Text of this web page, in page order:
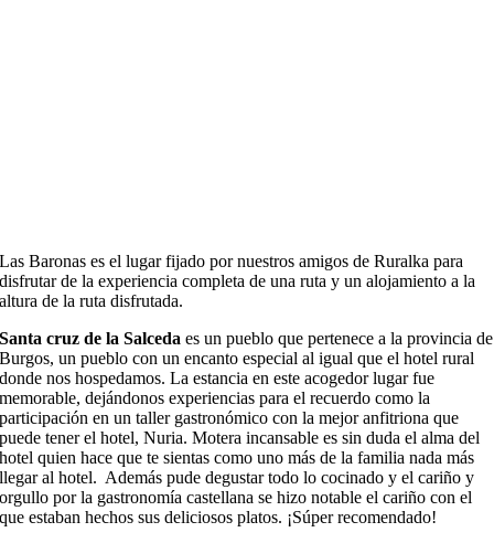
LasBaronas es el lugar fijado por nuestros amigos de Ruralka para
disfrutar de la experiencia completa de una ruta y un alojamientoa la
alturade la ruta disfrutada.
Santa cruz de la Salceda es un pueblo que pertenece a la provincia de
Burgos, un pueblo con un encanto especial al igual que el hotel rural
donde nos hospedamos.La estancia en este acogedor lugar fue
memorable, dejándonos experiencias para el recuerdo como la
participación en un taller gastronómico con la mejor anfitriona que
puede tener el hotel, Nuria. Motera incansable es sin duda el alma del
hotel quien hace que te sientas como uno más de la familia nada más
llegar al hotel. Además pude degustar todo lo cocinado y el cariño y
orgullo por la gastronomía castellana se hizo notable el cariño con el
que estaban hechos sus deliciosos platos. ¡Súper recomendado!